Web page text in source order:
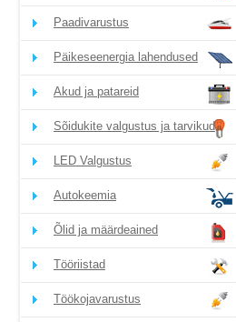
Paadivarustus
Päikeseenergia lahendused
Akud ja patareid
Sõidukite valgustus ja tarvikud
LED Valgustus
Autokeemia
Õlid ja määrdeained
Tööriistad
Töökojavarustus